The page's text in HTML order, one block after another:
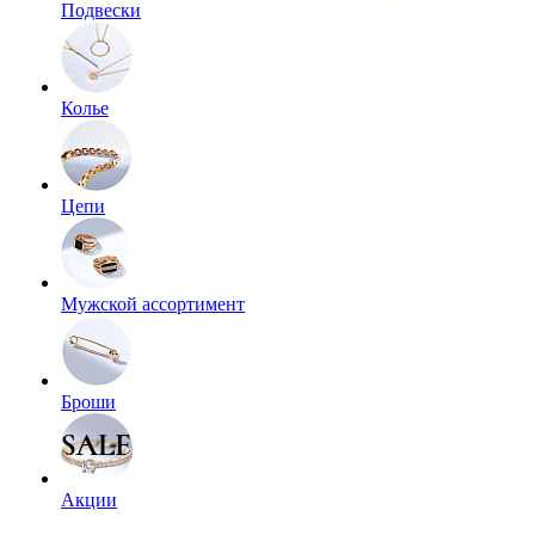
Подвески
Колье
Цепи
Мужской ассортимент
Броши
Акции